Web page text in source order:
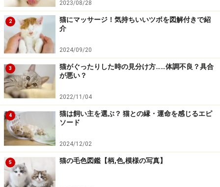
2023/08/28
2
猫にマッサージ！気持ちいいツボを図解付きで紹
介
2024/09/20
3
猫がぐったりした時の見分け方……体調不良？具合
が悪い？
2022/11/04
4
猫は飼い主を選ぶ？ 猫との縁・運命を感じるエピ
ソード
2024/12/02
5 猫の毛色図鑑【柄,色,模様の写真】